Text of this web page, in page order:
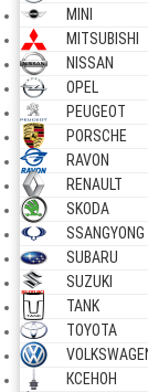
MINI
MITSUBISHI
NISSAN
OPEL
PEUGEOT
PORSCHE
RAVON
RENAULT
SKODA
SSANGYONG
SUBARU
SUZUKI
TANK
TOYOTA
КСЕНОН